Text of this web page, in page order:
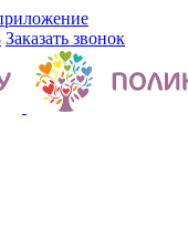
Заказать звонок